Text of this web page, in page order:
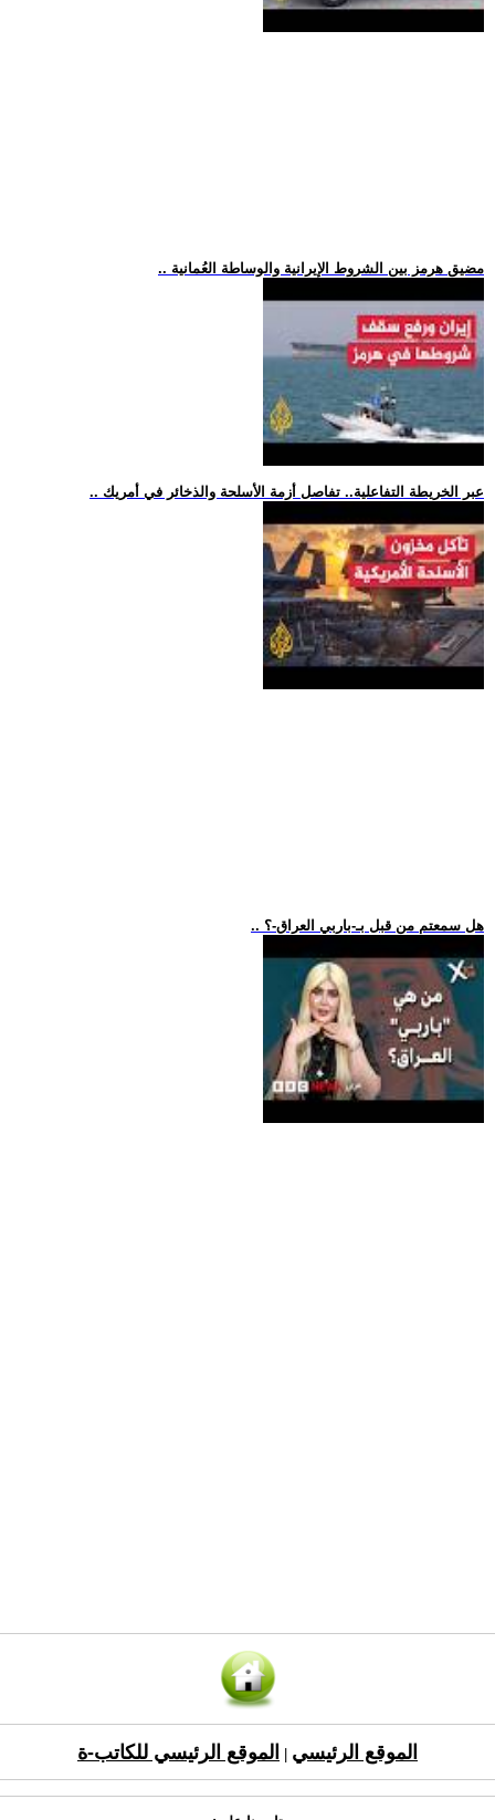
.. مضيق هرمز بين الشروط الإيرانية والوساطة العُمانية
.. عبر الخريطة التفاعلية.. تفاصل أزمة الأسلحة والذخائر في أمريك
.. هل سمعتم من قبل بـ-باربي العراق-؟
الموقع الرئيسي الموقع الرئيسي للكاتب-ة